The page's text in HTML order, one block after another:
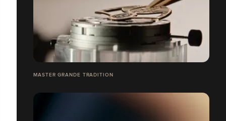
MASTER GRANDE TRADITION